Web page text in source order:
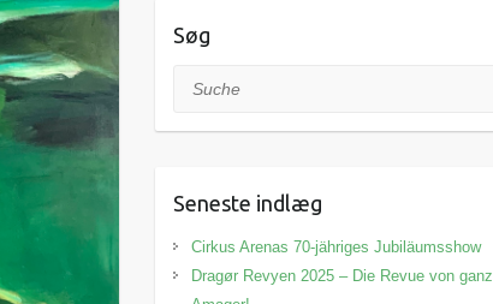
Søg
Suche
Seneste indlæg
Cirkus Arenas 70-jähriges Jubiläumsshow
Dragør Revyen 2025 – Die Revue von ganz